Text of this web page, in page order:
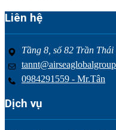
Liên hệ
Tầng 8, số 82 Trần
0984291559 - Mr.Tân
Dịch vụ